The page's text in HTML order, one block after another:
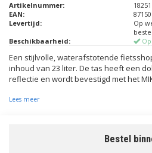
Artikelnummer:
18251
EAN:
Levertijd:
Op
Beschikbaarheid:
Op
Een stijlvolle, waterafstotende
inhoud van 23 liter. De tas heeft een
reflectie en wordt bevestigd met het
Lees meer
Bestel